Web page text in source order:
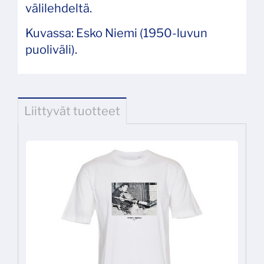
välilehdeltä.
Kuvassa: Esko Niemi (1950-luvun
puoliväli).
Liittyvät tuotteet